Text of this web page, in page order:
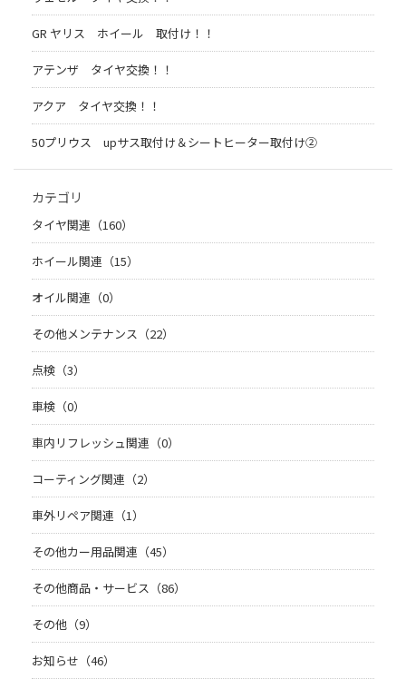
GR ヤリス ホイール 取付け！！
アテンザ タイヤ交換！！
アクア タイヤ交換！！
50プリウス upサス取付け＆シートヒーター取付け②
カテゴリ
タイヤ関連（160）
ホイール関連（15）
オイル関連（0）
その他メンテナンス（22）
点検（3）
車検（0）
車内リフレッシュ関連（0）
コーティング関連（2）
車外リペア関連（1）
その他カー用品関連（45）
その他商品・サービス（86）
その他（9）
お知らせ（46）